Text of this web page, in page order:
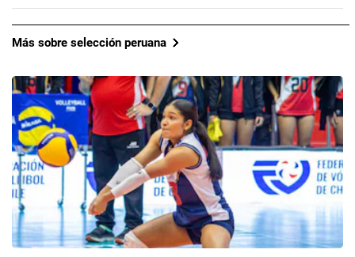
Más sobre selección peruana